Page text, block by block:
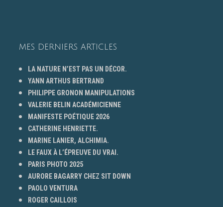
MES DERNIERS ARTICLES
LA NATURE N’EST PAS UN DÉCOR.
YANN ARTHUS BERTRAND
PHILIPPE GRONON MANIPULATIONS
VALERIE BELIN ACADÉMICIENNE
MANIFESTE POÉTIQUE 2026
CATHERINE HENRIETTE.
MARINE LANIER, ALCHIMIA.
LE FAUX À L’ÉPREUVE DU VRAI.
PARIS PHOTO 2025
AURORE BAGARRY CHEZ SIT DOWN
PAOLO VENTURA
ROGER CAILLOIS